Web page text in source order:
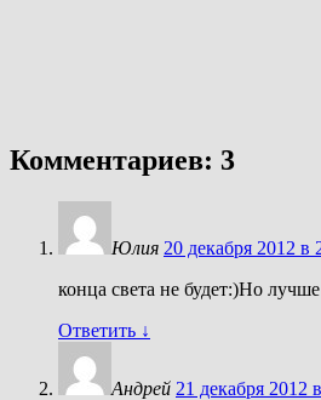
Комментариев: 3
Юлия 20 декабря 2012 в
конца света не будет:)Но
Ответить ↓
Андрей 21 декабря 2012